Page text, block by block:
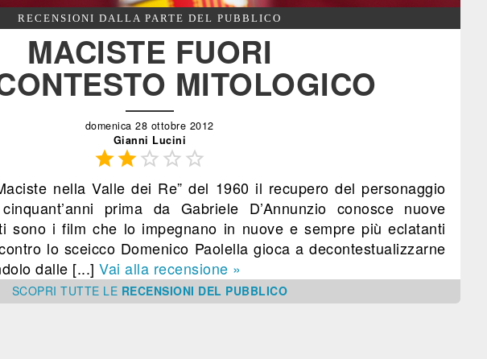
RECENSIONI DALLA PARTE DEL PUBBLICO
MACISTE FUORI
MITOLOGICO
domenica 28 ottobre 2012
Gianni Lucini
  
nella Valle dei Re” del 1960 il recupero del personaggio
prima da Gabriele D’Annunzio conosce nuove
sono i film che lo impegnano in nuove e sempre più eclatanti
lo sceicco Domenico Paolella gioca a decontestualizzarne
dalle [...] Vai alla recensione »
SCOPRITUTTE LE RECENSIONI DEL PUBBLICO